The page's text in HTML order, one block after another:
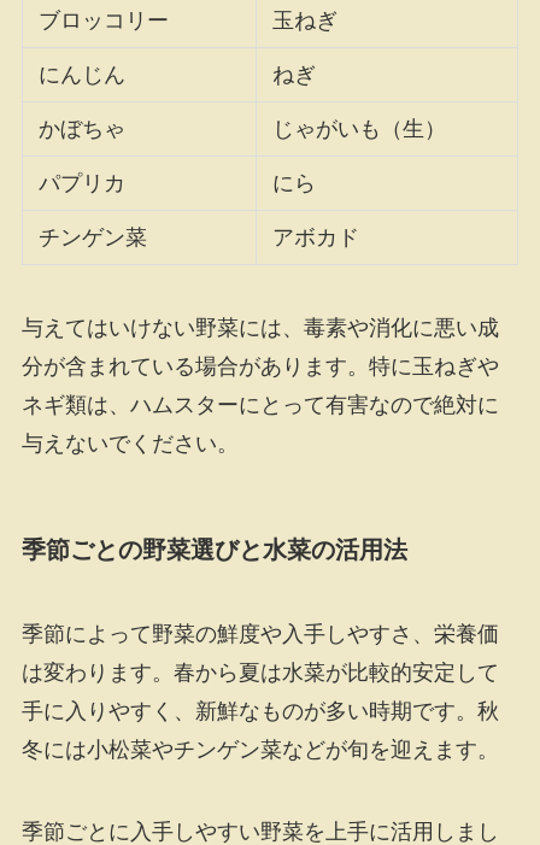
ブロッコリー 玉ねぎ
にんじん ねぎ
かぼちゃ じゃがいも（生）
パプリカ にら
チンゲン菜 アボカド
与えてはいけない野菜には、毒素や消化に悪い成
分が含まれている場合があります。特に玉ねぎや
ネギ類は、ハムスターにとって有害なので絶対に
与えないでください。
季節ごとの野菜選びと水菜の活用法
季節によって野菜の鮮度や入手しやすさ、栄養価
は変わります。春から夏は水菜が比較的安定して
手に入りやすく、新鮮なものが多い時期です。秋
冬には小松菜やチンゲン菜などが旬を迎えます。
季節ごとに入手しやすい野菜を上手に活用しまし